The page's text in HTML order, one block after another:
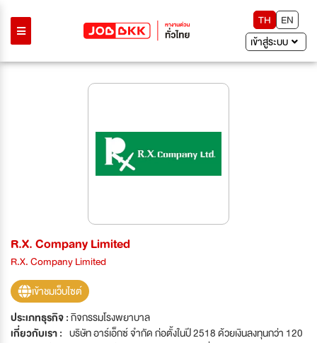
TH
EN
เข้าสู่ระบบ
R.X. Company Limited
R.X. Company Limited
เข้าชมเว็บไซต์
ประเภทธุรกิจ :กิจกรรมโรงพยาบาล
เกี่ยวกับเรา : บริษัท อาร์เอ็กซ์ จำกัด ก่อตั้งในปี 2518 ด้วยเงินลงทุนกว่า 120